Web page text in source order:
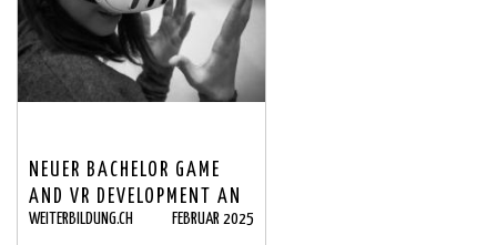
NEUER BACHELOR GAME
AND VR DEVELOPMENT AN
DER FFHS
WEITERBILDUNG.CH FEBRUAR 2025